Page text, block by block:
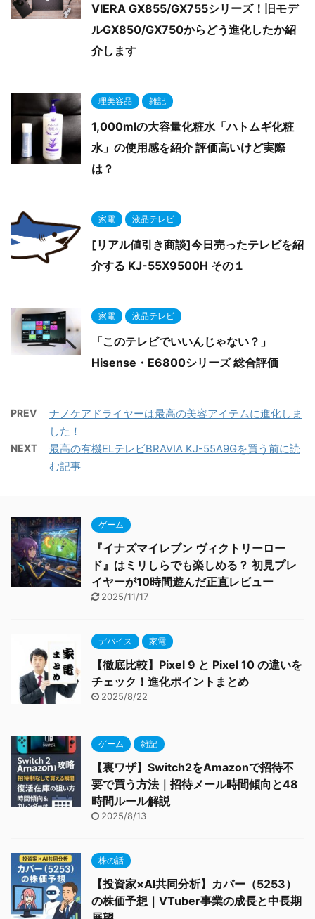
VIERA GX855/GX755シリーズ！旧モデ
ルGX850/GX750からどう進化したか紹
介します
理美容品 雑記
1,000mlの大容量化粧水「ハトムギ化粧
水」の使用感を紹介 評価高いけど実際
は？
家電 液晶テレビ
[リアル値引き商談]今日売ったテレビを紹
介する KJ-55X9500H その１
家電 液晶テレビ
「このテレビでいいんじゃない？」
Hisense・E6800シリーズ 総合評価
PREV
ナノケアドライヤーは最高の美容アイテムに進化しま
した！
NEXT
最高の有機ELテレビBRAVIA KJ-55A9Gを買う前に読
む記事
ゲーム
『イナズマイレブン ヴィクトリーロー
ド』はミリしらでも楽しめる？ 初見プレ
イヤーが10時間遊んだ正直レビュー
2025/11/17
デバイス 家電
【徹底比較】Pixel 9 と Pixel 10 の違いを
チェック！進化ポイントまとめ
2025/8/22
ゲーム 雑記
【裏ワザ】Switch2をAmazonで招待不
要で買う方法｜招待メール時間傾向と48
時間ルール解説
2025/8/13
株の話
【投資家×AI共同分析】カバー（5253）
の株価予想｜VTuber事業の成長と中長期